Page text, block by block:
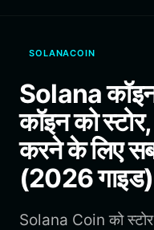
繁體中文
Português (Portugal)
Bahasa Indonesia
ภาษาไทย
Español
Português (Brasil)
Español (Argentina)
SOLANACOIN
Solana
कॉइन को
करने के लिए
(2026 गाइड)
Solana Coin को